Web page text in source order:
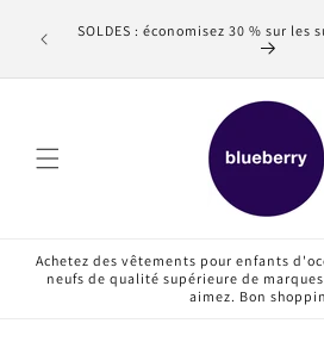
passer
au
SOLDES : économisez 30 % sur les
Achetez des vêtements pour enfants
neufs de qualité supérieure de
aimez. Bon